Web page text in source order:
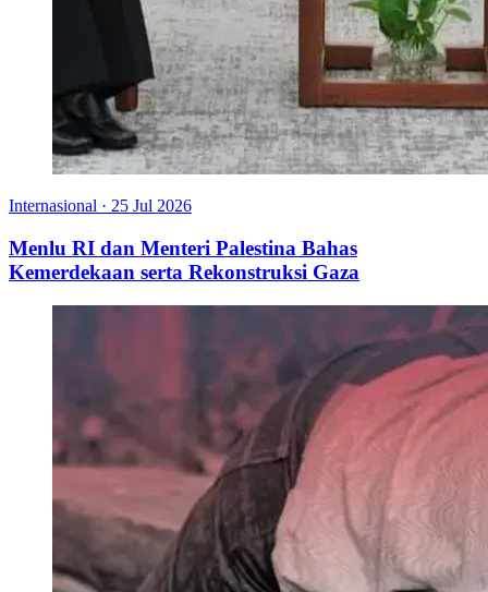
Internasional · 25 Jul 2026
Menlu RI dan Menteri Palestina Bahas
Kemerdekaan serta Rekonstruksi Gaza